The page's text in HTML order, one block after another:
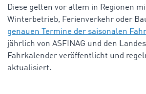
Diese gelten vor allem in Regionen
Winterbetrieb, Ferienverkehr oder
genauen Termine der saisonalen
jährlich von ASFINAG und den
Fahrkalender veröffentlicht und
aktualisiert.